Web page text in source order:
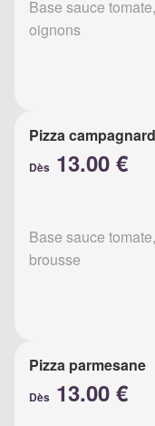
Base sauce
oignons
Pizza
Dès 13.00 €
Base sauce
brousse
Pizza parmesane
Dès 13.00 €